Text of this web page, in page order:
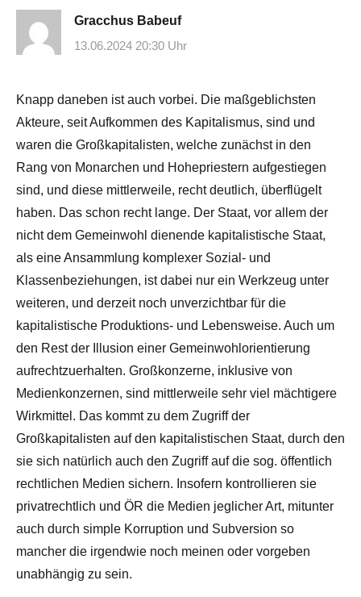
Gracchus Babeuf
13.06.2024 20:30 Uhr
Knapp daneben ist auch vorbei. Die maßgeblichsten
Akteure, seit Aufkommen des Kapitalismus, sind und
waren die Großkapitalisten, welche zunächst in den
Rang von Monarchen und Hohepriestern aufgestiegen
sind, und diese mittlerweile, recht deutlich, überflügelt
haben. Das schon recht lange. Der Staat, vor allem der
nicht dem Gemeinwohl dienende kapitalistische Staat,
als eine Ansammlung komplexer Sozial- und
Klassenbeziehungen, ist dabei nur ein Werkzeug unter
weiteren, und derzeit noch unverzichtbar für die
kapitalistische Produktions- und Lebensweise. Auch um
den Rest der Illusion einer Gemeinwohlorientierung
aufrechtzuerhalten. Großkonzerne, inklusive von
Medienkonzernen, sind mittlerweile sehr viel mächtigere
Wirkmittel. Das kommt zu dem Zugriff der
Großkapitalisten auf den kapitalistischen Staat, durch den
sie sich natürlich auch den Zugriff auf die sog. öffentlich
rechtlichen Medien sichern. Insofern kontrollieren sie
privatrechtlich und ÖR die Medien jeglicher Art, mitunter
auch durch simple Korruption und Subversion so
mancher die irgendwie noch meinen oder vorgeben
unabhängig zu sein.